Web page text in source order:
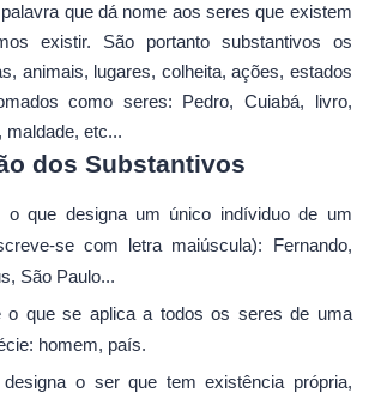
que dá nome aos seres que existem
existir. São portanto substantivos os
animais, lugares, colheita, ações, estados
como seres: Pedro, Cuiabá, livro,
maldade, etc...
dos Substantivos
o que designa um único indíviduo de um
se com letra maiúscula): Fernando,
São Paulo...
o que se aplica a todos os seres de uma
homem, país.
o ser que tem existência própria,